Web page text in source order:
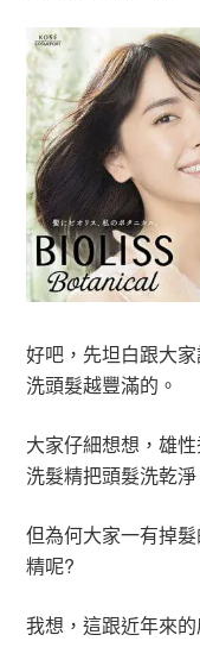
好吧，先坦白跟大
洗頭髮越豐滿的。
大家仔細想想，雄
洗髮精把頭髮洗乾
但為何大家一有掉
精呢?
我想，這跟近年來